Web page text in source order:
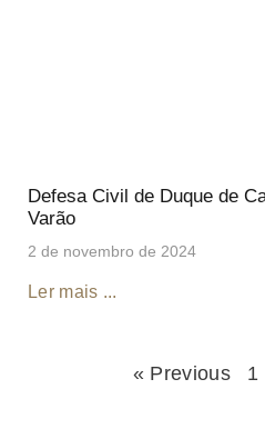
Defesa Civil de Duque de
Varão
2 de novembro de 2024
Ler mais ...
« Previous 1